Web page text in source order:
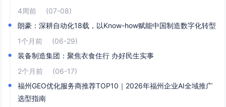
4周前
(07-08)
朗豪：深耕自动化18载，以Know-how赋能中国制造数字化转型
1个月前
(06-29)
装备制造集团：聚焦衣食住行 办好民生实事
2个月前
(06-17)
福州GEO优化服务商推荐TOP10｜2026年福州企业AI全域推广
选型指南